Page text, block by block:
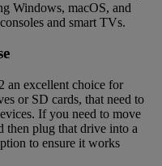
Windows, macOS, and
and smart TVs.
an excellent choice for
or SD cards, that need to
If you need to move
then plug that drive into a
to ensure it works